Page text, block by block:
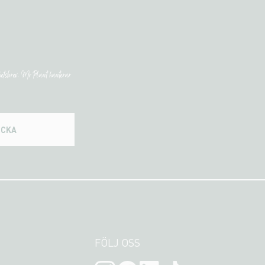
Mr Plant hanterar
FÖLJ OSS